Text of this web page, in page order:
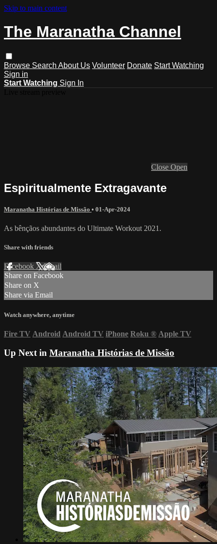
Skip to main content
The Maranatha Channel
Browse Search About Us Volunteer Donate Start Watching
Sign in
Start Watching Sign In
Close Open
Espiritualmente Extragavante
Maranatha Histórias de Missão • 01-Apr-2024
As bênçãos abundantes do Ultimate Workout 2021.
Share with friends
Facebook XEmail
Share on Facebook
Share on X
Share via Email
Watch anywhere, anytime
Fire TV Android Android TV iPhone Roku ® Apple TV
Up Next in Maranatha Histórias de Missão